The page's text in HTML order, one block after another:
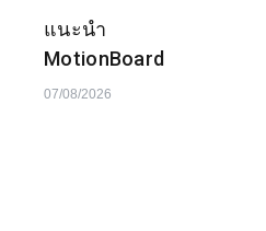
แนะนำ
MotionBoard
07/08/2026